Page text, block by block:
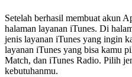
Setelah berhasil membuat akun
halaman layanan iTunes. Di
jenis layanan iTunes yang ingin
layanan iTunes yang bisa kamu
Match, dan iTunes Radio. Pilih
kebutuhanmu.